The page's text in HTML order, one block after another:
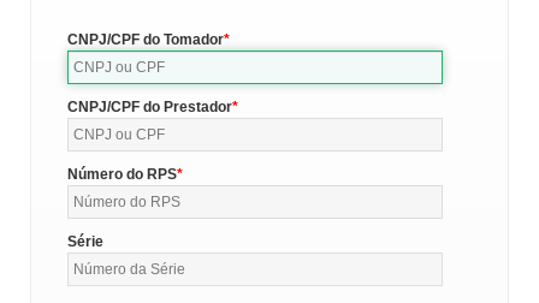
CNPJ/CPF do Tomador
CNPJ/CPF do Prestador
Número do RPS
Série